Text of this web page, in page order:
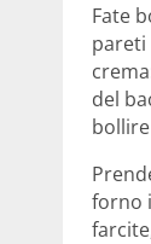
Fate
pareti
del
forno